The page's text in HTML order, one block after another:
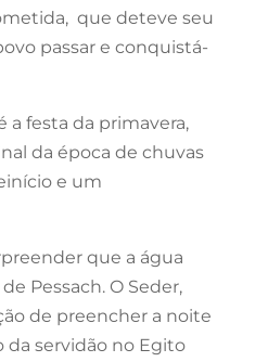
que deteve seu
passar e conquistá-
a festa da primavera,
da época de chuvas
e um
que a água
Pessach. O Seder,
de preencher a noite
servidão no Egito